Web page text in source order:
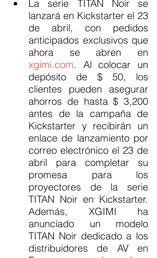
La serie TITAN Noir se
lanzará en Kickstarter el 23
de abril, con pedidos
anticipados exclusivos que
xgimi.com. Al colocar un
depósito de $ 50, los
clientes pueden asegurar
ahorros de hasta $ 3,200
antes de la campaña de
Kickstarter y recibirán un
enlace de lanzamiento por
correo electrónico el 23 de
abril para completar su
promesa para los
proyectores de la serie
TITAN Noir en Kickstarter.
Además, XGIMI ha
anunciado un modelo
TITAN Noir dedicado a los
distribuidores de AV en